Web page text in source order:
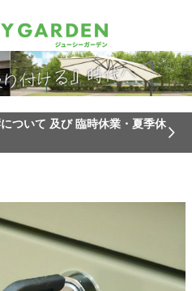
ついて 及び 臨時休業・夏季休